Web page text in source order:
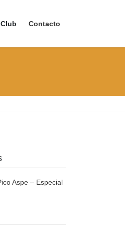
Club Contacto
Aspe – Especial